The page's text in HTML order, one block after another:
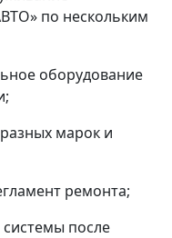
по нескольким
оборудование
марок и
ремонта;
после